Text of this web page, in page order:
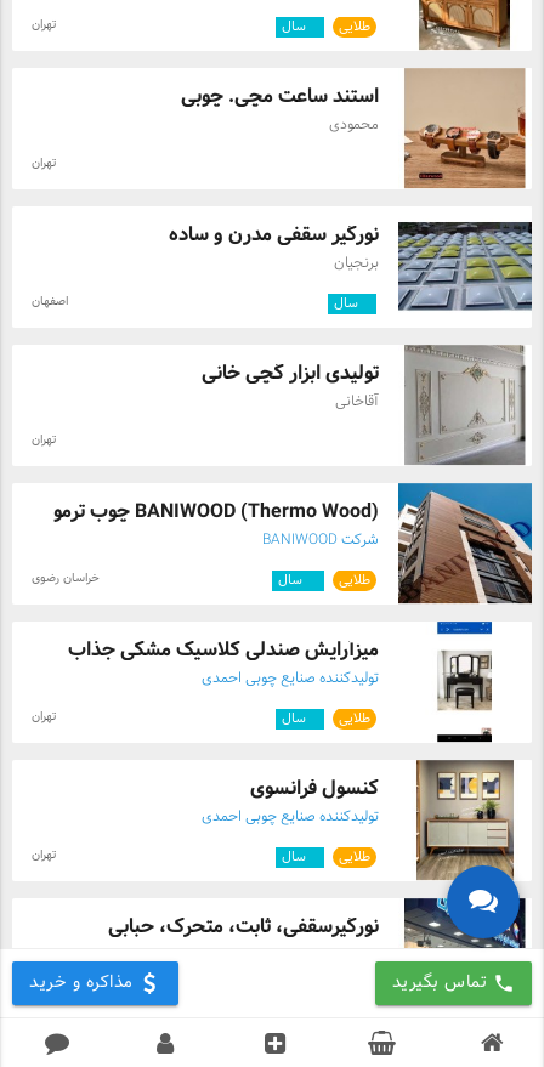
call تماس بگیرید مذاکره و خرید
طلایی سال تهران
استند ساعت مچی. چوبی
محمودی
تهران
نورگیر سقفی مدرن و ساده
برنجیان
سال اصفهان
تولیدی ابزار گچی خانی
آقاخانی
تهران
(BANIWOOD (Thermo Wood چوب ترمو
شرکت BANIWOOD
طلایی سال خراسان رضوی
میزآرایش صندلی کلاسیک مشکی جذاب
تولیدکننده صنایع چوبی احمدی
طلایی سال تهران
کنسول فرانسوی
تولیدکننده صنایع چوبی احمدی
طلایی سال تهران
نورگیرسقفی، ثابت، متحرک، حبابی
اصفهان